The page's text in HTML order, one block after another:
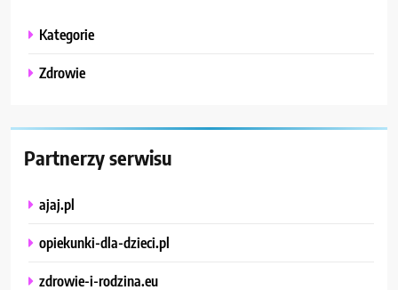
Kategorie
Zdrowie
Partnerzy serwisu
ajaj.pl
opiekunki-dla-dzieci.pl
zdrowie-i-rodzina.eu